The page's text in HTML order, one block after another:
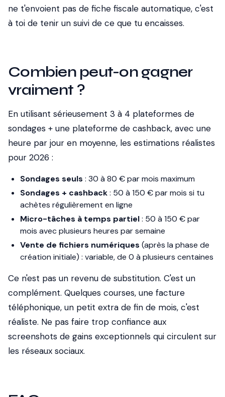
ne t'envoient pas de fiche fiscale automatique, c'est
à toi de tenir un suivi de ce que tu encaisses.
Combien peut-on gagner
vraiment ?
En utilisant sérieusement 3 à 4 plateformes de
sondages + une plateforme de cashback, avec une
heure par jour en moyenne, les estimations réalistes
pour 2026 :
Sondages seuls : 30 à 80 € par mois maximum
Sondages + cashback: 50 à 150 € par mois si tu
achètes régulièrement en ligne
Micro-tâches à temps partiel: 50 à 150 € par
mois avec plusieurs heures par semaine
Vente de fichiers numériques (après la phase de
création initiale) : variable, de 0 à plusieurs centaines
Ce n'est pas un revenu de substitution. C'est un
complément. Quelques courses, une facture
téléphonique, un petit extra de fin de mois, c'est
réaliste. Ne pas faire trop confiance aux
screenshots de gains exceptionnels qui circulent sur
les réseaux sociaux.